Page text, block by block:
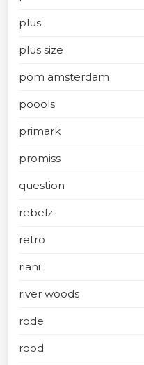
plus
plus size
pom amsterdam
poools
primark
promiss
question
rebelz
retro
riani
river woods
rode
rood